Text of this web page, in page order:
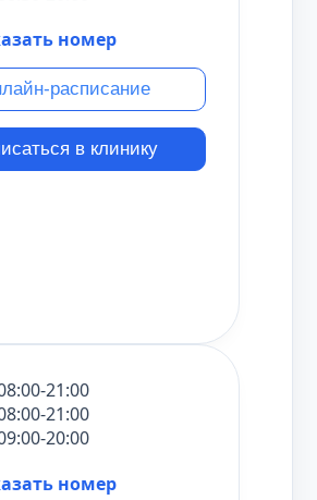
69-47номер
расписание
в клинику
21:00
21:00
20:00
69-47номер